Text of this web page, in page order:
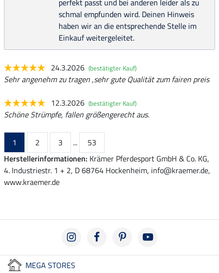
perfekt passt und bei anderen leider als zu
schmal empfunden wird. Deinen Hinweis
haben wir an die entsprechende Stelle im
Einkauf weitergeleitet.
24.3.2026 (bestätigter Kauf)
Sehr angenehm zu tragen ,sehr gute Qualität zum fairen preis
12.3.2026 (bestätigter Kauf)
Schöne Strümpfe, fallen größengerecht aus.
1 2 3 ...
53
Herstellerinformationen: Krämer Pferdesport GmbH & Co. KG,
4. Industriestr. 1 + 2, D 68764 Hockenheim, info@kraemer.de,
www.kraemer.de
MEGA STORES